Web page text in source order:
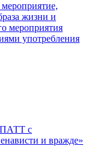
жизни и
мероприятия
употребления
ПАТТ с
и вражде»